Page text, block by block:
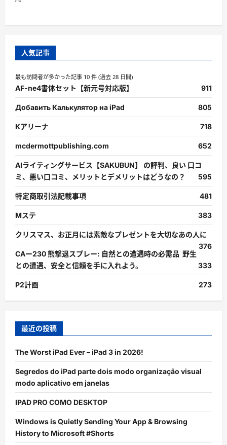
人気記事
最も訪問者が多かった記事 10 件 (過去 28 日間)
AF-ne4書体セット【新元号対応版】 911
Добавить Калькулятор на iPad 805
Kアリーナ 718
mcdermottpublishing.com 652
AIライティングサービス【SAKUBUN】 の評判、良い 口コ
ミ、悪い口コミ、メリットとデメリットはどうなの？
595
特定商取引法記載事項 481
Mステ 383
クリスマス、お正月には素敵なプレゼントを大切なあの人に
376
CAー230 熊撃退スプレー: 自然との遭遇時の必需品 野生
との遭遇、安全と信頼を手に入れよう。
333
P2計画 273
最近の投稿
The Worst iPad Ever – iPad 3 in 2026!
Segredos do iPad parte dois modo organização visual
modo aplicativo em janelas
IPAD PRO COMO DESKTOP
Windows is Quietly Sending Your App & Browsing
History to Microsoft #Shorts